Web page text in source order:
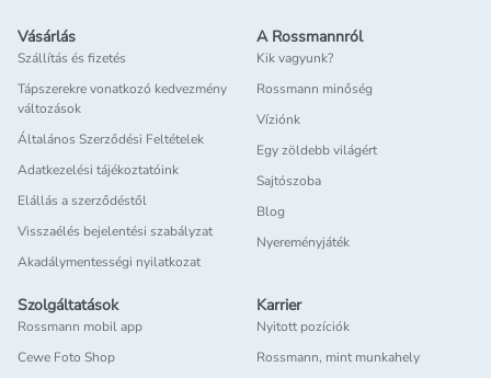
Vásárlás
Szállítás és fizetés
Tápszerekre vonatkozó kedvezmény
változások
Általános Szerződési Feltételek
Adatkezelési tájékoztatóink
Elállás a szerződéstől
Visszaélés bejelentési szabályzat
Akadálymentességi nyilatkozat
A Rossmannról
Kik vagyunk?
Rossmann minőség
Víziónk
Egy zöldebb világért
Sajtószoba
Blog
Nyereményjáték
Szolgáltatások
Rossmann mobil app
Cewe Foto Shop
Karrier
Nyitott pozíciók
Rossmann, mint munkahely